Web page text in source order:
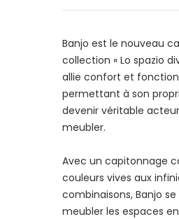
Banjo est le nouveau
collection « Lo spazio
allie confort et
permettant à son
devenir véritable
meubler.
Avec un capitonnage
couleurs vives aux
combinaisons, Banjo
meubler les espaces